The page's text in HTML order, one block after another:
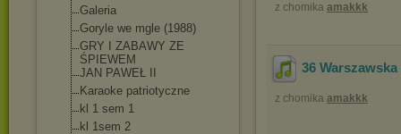
Galeria
Goryle we mgle (1988)
GRY I ZABAWY ZE
ŚPIEWEM
JAN PAWEŁ II
Karaoke patriotyczne
kl 1 sem 1
kl 1sem 2
z chomika amakkk
36
z chomika amakkk